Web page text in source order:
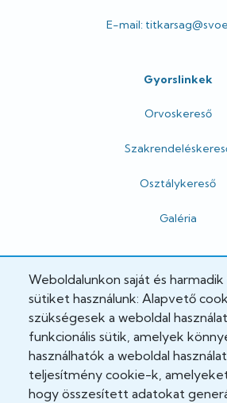
E-mail:
Gyorslinkek
Orvoskereső
Osztálykereső
Galéria
Hivatalos
Adatkezelési
Adatvédelmi
Akadálymentesítési
Weboldalunkon saját és
sütiket használunk: Alapvető
szükségesek a weboldal
funkcionális sütik, amelyek
használhatók a weboldal
teljesítmény cookie-k, amelyeket
hogy összesített adatokat